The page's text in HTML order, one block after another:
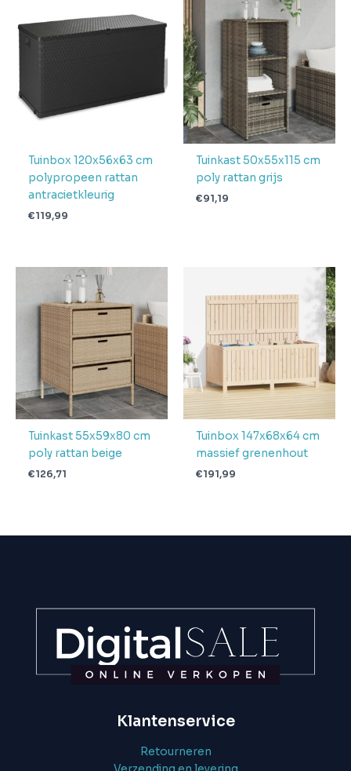
Aantal
1
Verwachte
levertijd
4 + 1 dag
Tuinbox 120x56x63 cm
polypropeen rattan
antracietkleurig
€119,99
Tuinkast 50x55x115 cm
poly rattan grijs
€91,19
Tuinkast 55x59x80 cm
poly rattan beige
€126,71
Tuinbox 147x68x64 cm
massief grenenhout
€191,99
Klantenservice
Retourneren